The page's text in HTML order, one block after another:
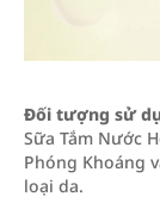
Đối tượng sử
Sữa Tắm Nước
Phóng Khoáng
loại da.